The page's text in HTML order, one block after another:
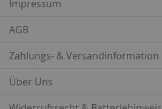
Impressum
AGB
Zahlungs- & Versandinformation
Über Uns